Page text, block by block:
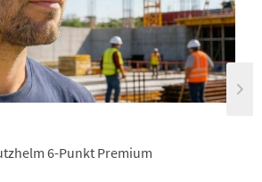
6-Punkt Premium